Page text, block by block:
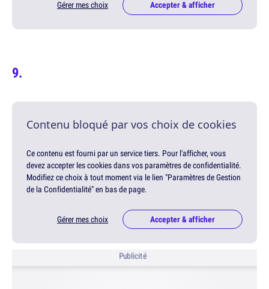
Gérer mes choix Accepter & afficher
Contenu bloqué par vos choix de cookies
Ce contenu est fourni par un service tiers. Pour l'afficher, vous
devez accepter les cookies dans vos paramètres de confidentialité.
Modifiez ce choix à tout moment via le lien "Paramètres de Gestion
de la Confidentialité" en bas de page.
Gérer mes choix Accepter & afficher
Publicité